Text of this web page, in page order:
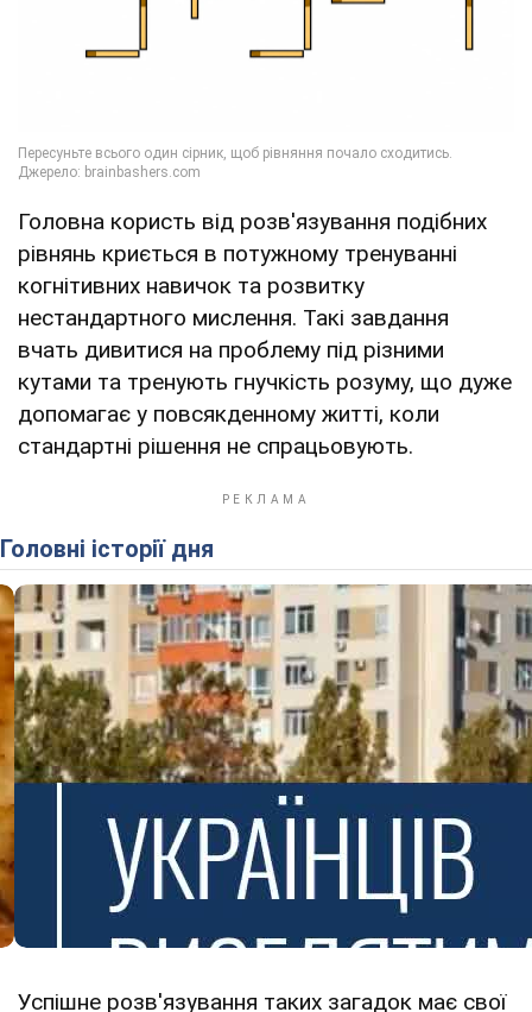
Головна користь від розв'язування подібних
рівнянь криється в потужному тренуванні
когнітивних навичок та розвитку
нестандартного мислення. Такі завдання
вчать дивитися на проблему під різними
кутами та тренують гнучкість розуму, що дуже
допомагає у повсякденному житті, коли
стандартні рішення не спрацьовують.
Головні історії дня
Успішне розв'язування таких загадок має свої